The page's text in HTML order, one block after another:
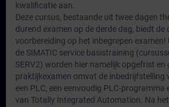
kwalificatie aan.
Deze cursus, bestaande uit twee dagen
durend examen op de derde dag, biedt de
voorbereiding op het inbegrepen
de SIMATIC service basistraining
SERV2) worden hier namelijk opgefrist en
praktijkexamen omvat de inbedrijfstelling
een PLC, een eenvoudig PLC-programma
van Totally Integrated Automation. Na